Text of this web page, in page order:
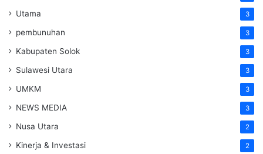
Utama 3
pembunuhan 3
Kabupaten Solok 3
Sulawesi Utara 3
UMKM 3
NEWS MEDIA 3
Nusa Utara 2
Kinerja & Investasi 2